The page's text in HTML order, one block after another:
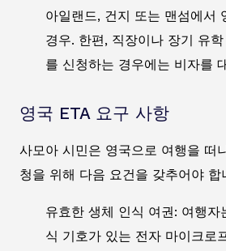
아일랜드, 건지 또는 맨섬에서
경우. 한편, 직장이나 장기 유
를 신청하는 경우에는 비자를
영국 ETA 요구 사항
사모아 시민은 영국으로 여행을 떠
청을 위해 다음 요건을 갖추어야 합
유효한 생체 인식 여권: 여행자
식 기호가 있는 전자 마이크로